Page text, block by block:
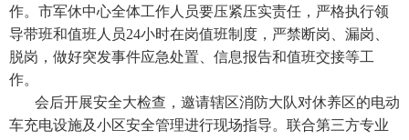
作。市军休中心全体工作人员要压紧压实责任，严格执行领
导带班和值班人员24小时在岗值班制度，严禁断岗、漏岗、
脱岗，做好突发事件应急处置、信息报告和值班交接等工
作。
会后开展安全大检查，邀请辖区消防大队对休养区的电动
车充电设施及小区安全管理进行现场指导。联合第三方专业